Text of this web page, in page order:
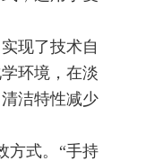
现了技术自
环境，在淡
洁特性减少
式。 “手持